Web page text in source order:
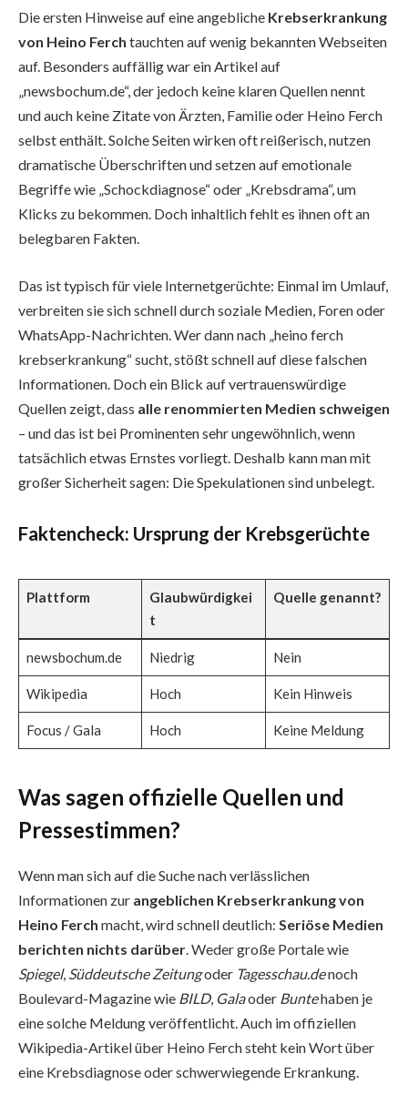
Die ersten Hinweise auf eine angebliche Krebserkrankung
von Heino Ferch tauchten auf wenig bekannten Webseiten
auf. Besonders auffällig war ein Artikel auf
„newsbochum.de“, der jedoch keine klaren Quellen nennt
und auch keine Zitate von Ärzten, Familie oder Heino Ferch
selbst enthält. Solche Seiten wirken oft reißerisch, nutzen
dramatische Überschriften und setzen auf emotionale
Begriffe wie „Schockdiagnose“ oder „Krebsdrama“, um
Klicks zu bekommen. Doch inhaltlich fehlt es ihnen oft an
belegbaren Fakten.
Das ist typisch für viele Internetgerüchte: Einmal im Umlauf,
verbreiten sie sich schnell durch soziale Medien, Foren oder
WhatsApp-Nachrichten. Wer dann nach „heino ferch
krebserkrankung“ sucht, stößt schnell auf diese falschen
Informationen. Doch ein Blick auf vertrauenswürdige
Quellen zeigt, dass alle renommierten Medien schweigen
– und das ist bei Prominenten sehr ungewöhnlich, wenn
tatsächlich etwas Ernstes vorliegt. Deshalb kann man mit
großer Sicherheit sagen: Die Spekulationen sind unbelegt.
Faktencheck: Ursprung der Krebsgerüchte
Plattform
Glaubwürdigkei
t
Quelle genannt?
newsbochum.de Niedrig Nein
Wikipedia Hoch Kein Hinweis
Focus / Gala Hoch Keine Meldung
Was sagen offizielle Quellen und
Pressestimmen?
Wenn man sich auf die Suche nach verlässlichen
Informationen zur angeblichen Krebserkrankung von
Heino Ferch macht, wird schnell deutlich: Seriöse Medien
berichten nichts darüber. Weder große Portale wie
Spiegel, Süddeutsche Zeitungoder Tagesschau.denoch
Boulevard-Magazine wie BILD, Galaoder Buntehaben je
eine solche Meldung veröffentlicht. Auch im offiziellen
Wikipedia-Artikel über Heino Ferch steht kein Wort über
eine Krebsdiagnose oder schwerwiegende Erkrankung.